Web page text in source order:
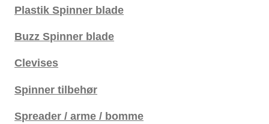
Plastik Spinner blade
Buzz Spinner blade
Clevises
Spinner tilbehør
Spreader / arme / bomme